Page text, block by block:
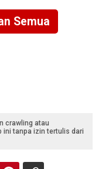
Semua
crawling atau
ini tanpa izin tertulis dari